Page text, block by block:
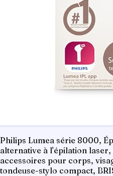
Philips Lumea série 8000,
alternative à l'épilation
accessoires pour corps,
tondeuse-stylo compact,